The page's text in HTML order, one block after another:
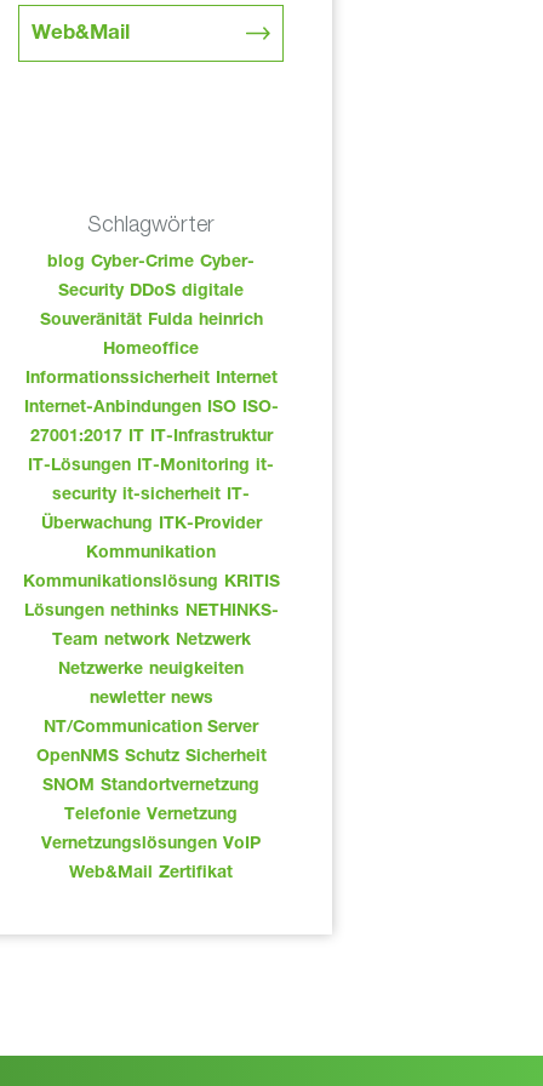
Web&Mail
Schlagwörter
blog Cyber-Crime Cyber-
Security DDoS digitale
Souveränität Fulda heinrich
Homeoffice
Informationssicherheit Internet
Internet-Anbindungen ISO ISO-
27001:2017 IT
IT-Infrastruktur
IT-Lösungen IT-Monitoring
it-
security it-sicherheit IT-
Überwachung
ITK-Provider
Kommunikation
Kommunikationslösung
KRITIS
Lösungen nethinks NETHINKS-
Team network Netzwerk
Netzwerke neuigkeiten
newletter news
NT/Communication Server
OpenNMS Schutz Sicherheit
SNOM Standortvernetzung
Telefonie Vernetzung
Vernetzungslösungen VoIP
Web&Mail Zertifikat